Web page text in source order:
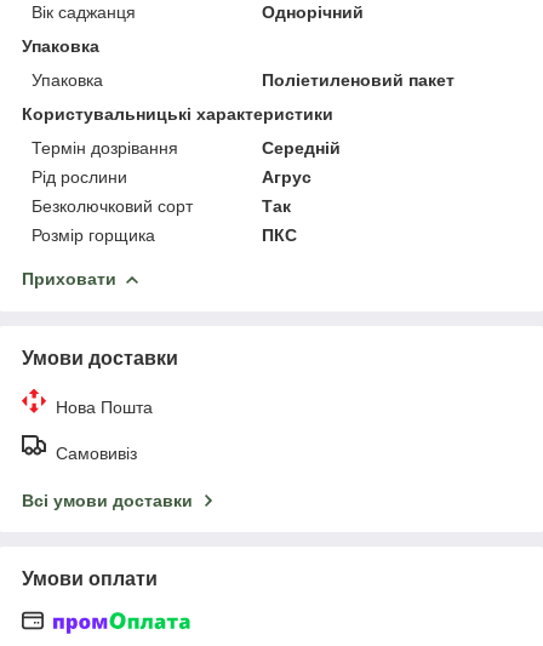
Вік саджанця
Однорічний
Упаковка
Упаковка
Поліетиленовий пакет
Користувальницькі характеристики
Термін дозрівання
Середній
Рід рослини
Агрус
Безколючковий сорт
Так
Розмір горщика
ПКС
Приховати
Умови доставки
Нова Пошта
Самовивіз
Всі умови доставки
Умови оплати